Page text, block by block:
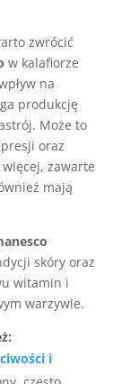
zwrócić
w kalafiorze
na
produkcję
Może to
oraz
zawarte
mają
skóry oraz
witamin i
warzywie.
i